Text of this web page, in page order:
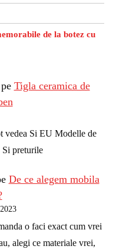
de la botez cu
Tigla ceramica de
vedea Si EU Modelle de
Si preturile
De ce alegem mobila
o faci exact cum vrei
alegi ce materiale vrei,